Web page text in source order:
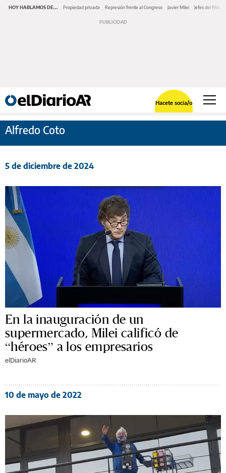
HOY HABLAMOS DE... Propiedad privada Represión frente al Congreso Javier Milei Jefes del PAMI
Hacete socia/o
Alfredo Coto
5 de diciembre de 2024
En la inauguración de un
supermercado, Milei calificó de
“héroes” a los empresarios
elDiarioAR
10 de mayo de 2022